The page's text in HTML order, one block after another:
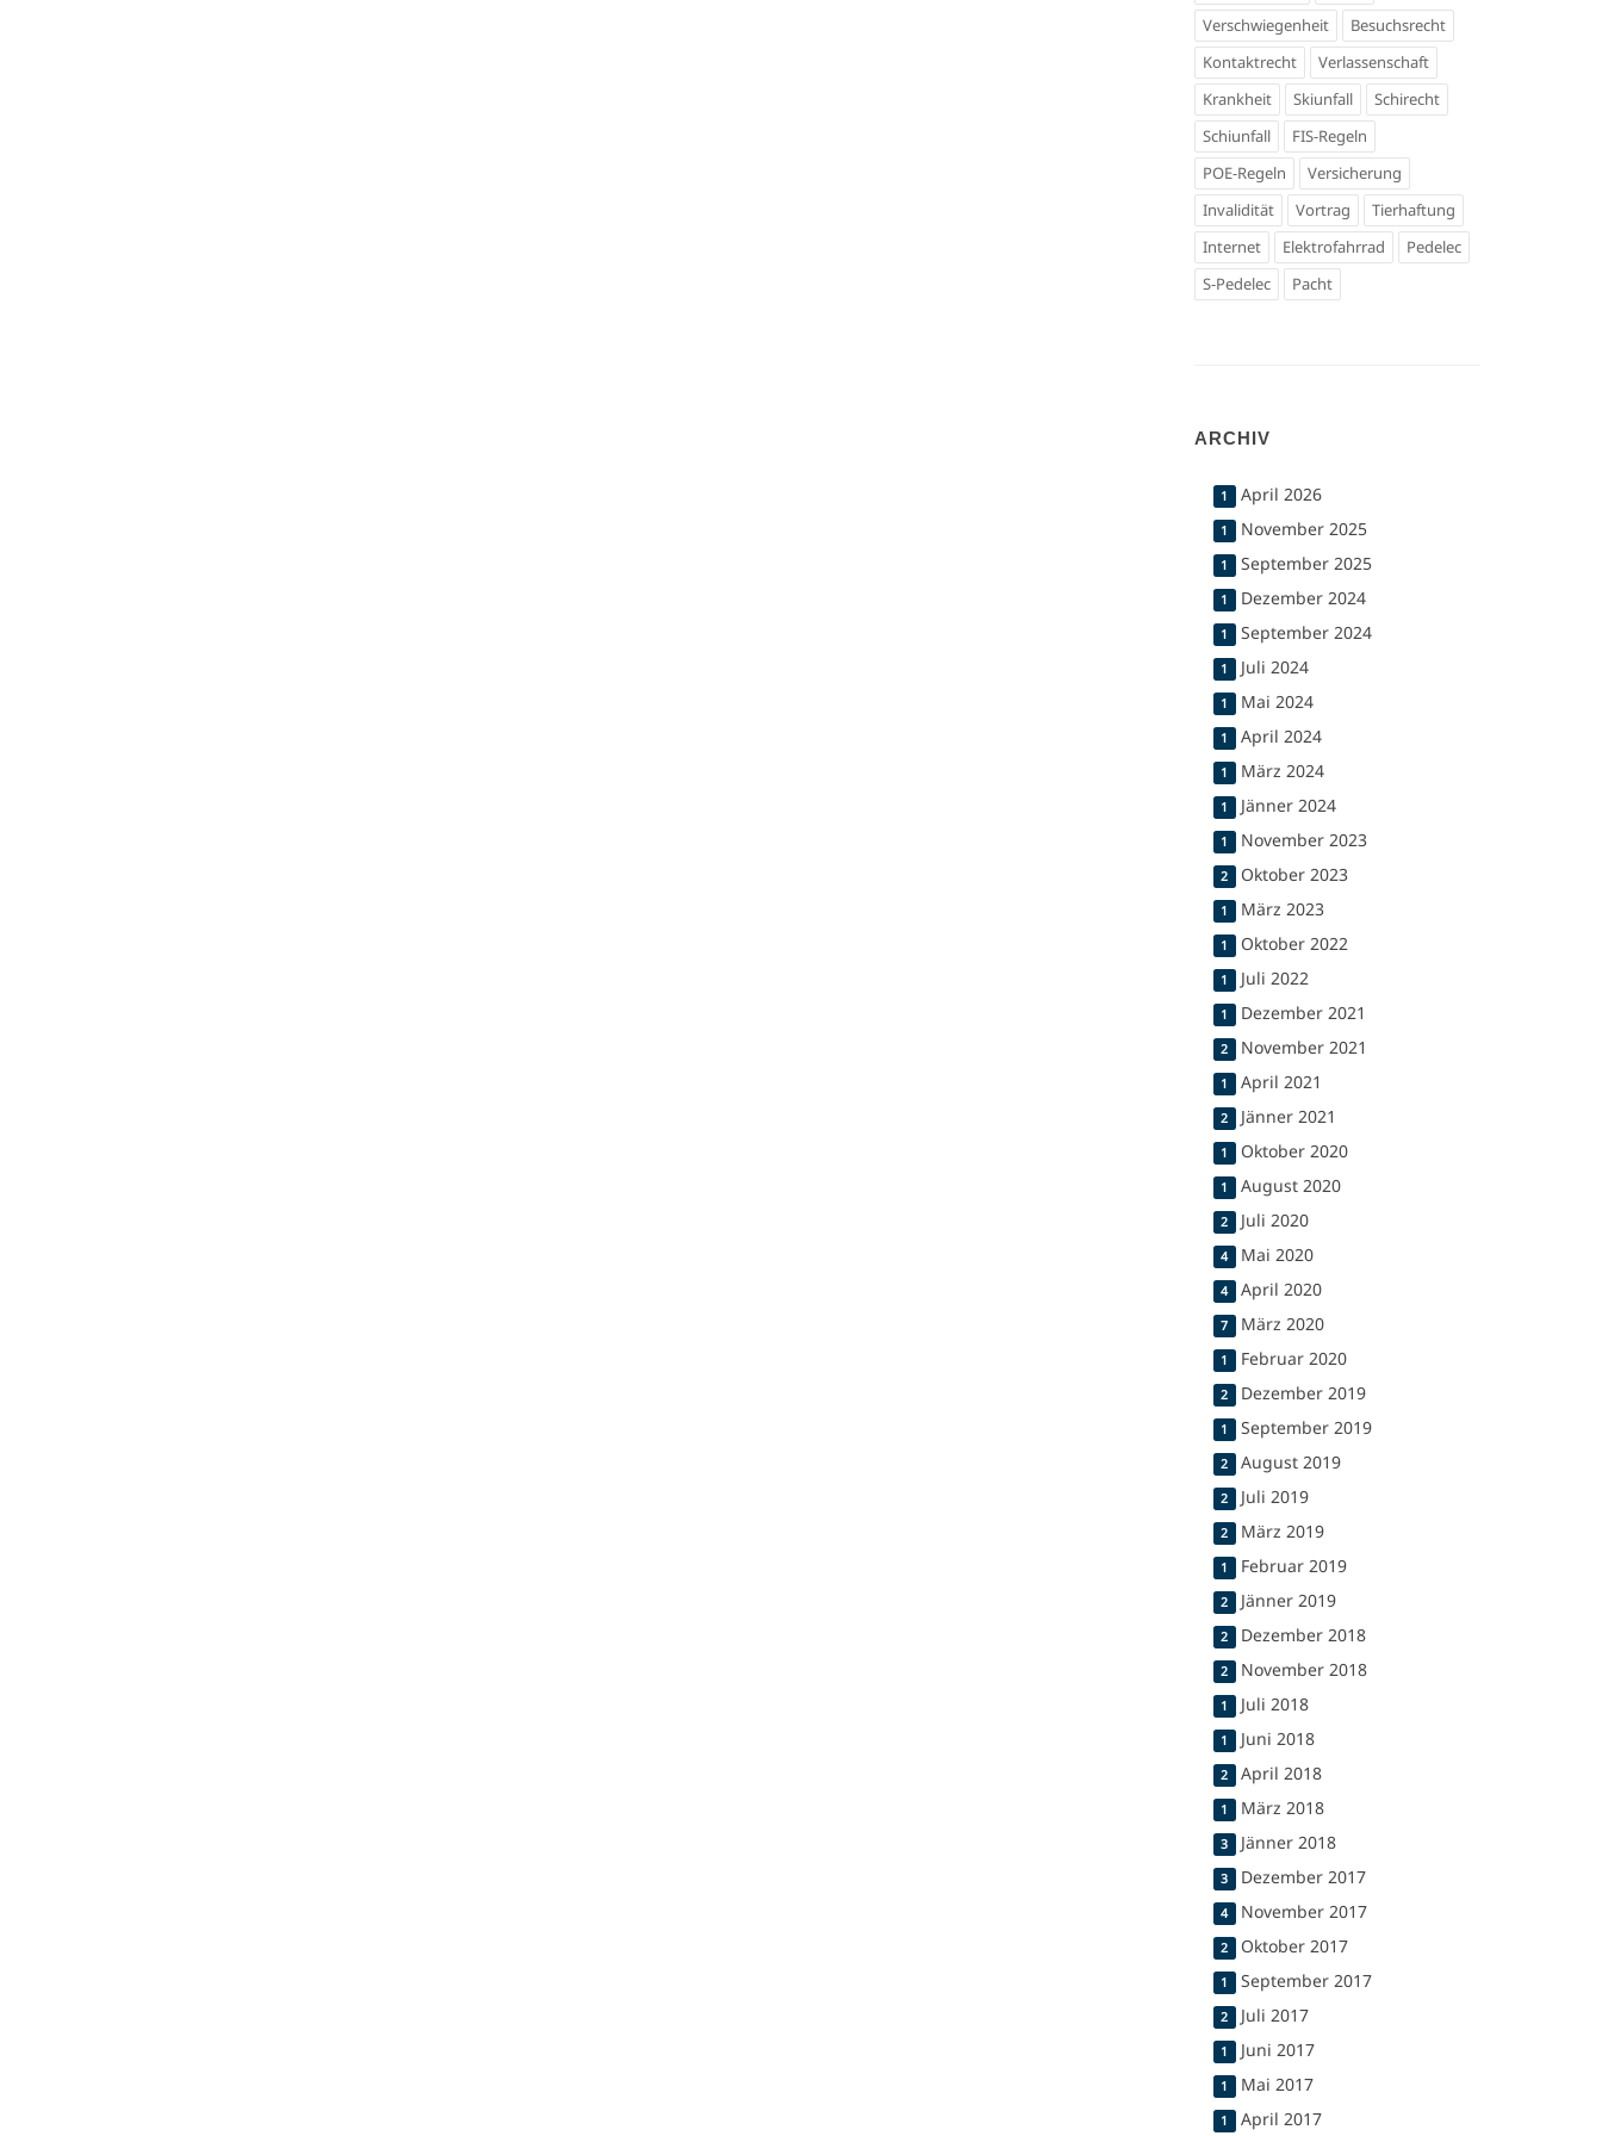
Verschwiegenheit
Besuchsrecht
Kontaktrecht
Verlassenschaft
Krankheit
Skiunfall
Schirecht
Schiunfall
FIS-Regeln
POE-Regeln
Versicherung
Invalidität
Vortrag
Tierhaftung
Internet
Elektrofahrrad
Pedelec
S-Pedelec
Pacht
ARCHIV
1 April 2026
1 November 2025
1 September 2025
1 Dezember 2024
1 September 2024
1 Juli 2024
1 Mai 2024
1 April 2024
1 März 2024
1 Jänner 2024
1 November 2023
2 Oktober 2023
1 März 2023
1 Oktober 2022
1 Juli 2022
1 Dezember 2021
2 November 2021
1 April 2021
2 Jänner 2021
1 Oktober 2020
1 August 2020
2 Juli 2020
4 Mai 2020
4 April 2020
7 März 2020
1 Februar 2020
2 Dezember 2019
1 September 2019
2 August 2019
2 Juli 2019
2 März 2019
1 Februar 2019
2 Jänner 2019
2 Dezember 2018
2 November 2018
1 Juli 2018
1 Juni 2018
2 April 2018
1 März 2018
3 Jänner 2018
3 Dezember 2017
4 November 2017
2 Oktober 2017
1 September 2017
2 Juli 2017
1 Juni 2017
1 Mai 2017
1 April 2017